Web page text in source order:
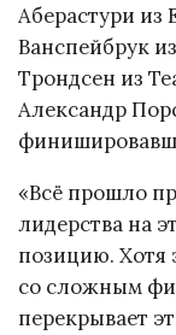
Аберастури
Ванспейбрук
Трондсен из
Александр
«Всё прошло
лидерства на
позицию. Хотя
со сложным
перекрывает